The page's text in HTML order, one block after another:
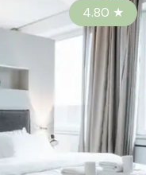
4.80 ★